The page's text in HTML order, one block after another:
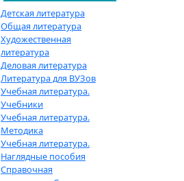
Детская литература
Общая литература
Художественная
литература
Деловая литература
Литература для ВУЗов
Учебная литература.
Учебники
Учебная литература.
Методика
Учебная литература.
Наглядные пособия
Справочная